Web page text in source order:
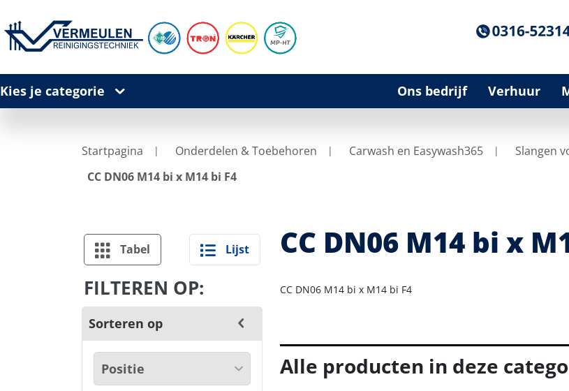
Kies je categorie Ons bedrijf Verhuur
Startpagina Onderdelen & Toebehoren Carwash en Easywash365 Slangen
CC DN06 M14 bi x M14 bi F4
Tabel Lijst
FILTEREN OP:
Sorteren op
CC DN06 M14 bi x
CC DN06 M14 bi x M14 bi F4
Alle producten in deze